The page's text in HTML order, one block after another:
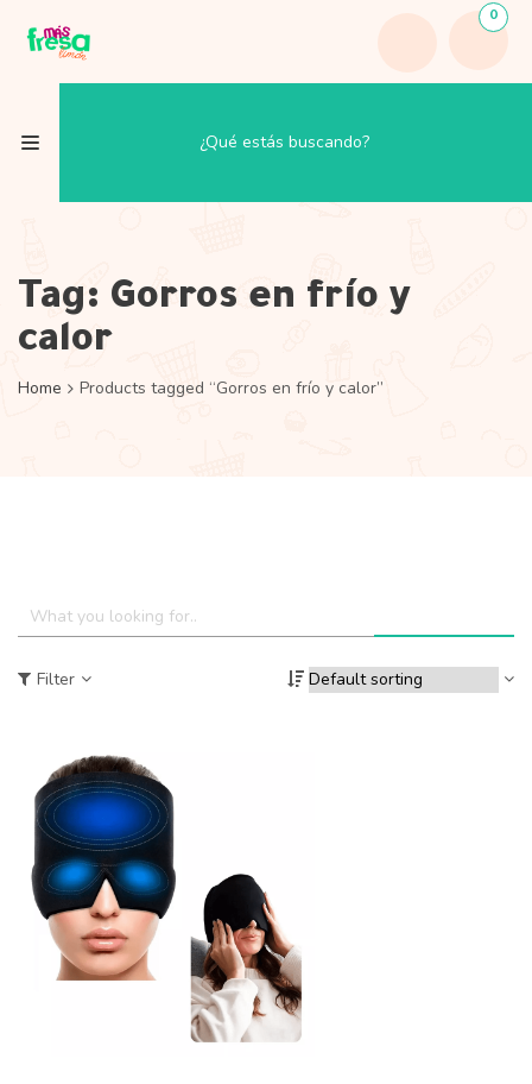
0
Tag: Gorros en frío y
calor
Home Products tagged “Gorros en frío y calor”
Filter